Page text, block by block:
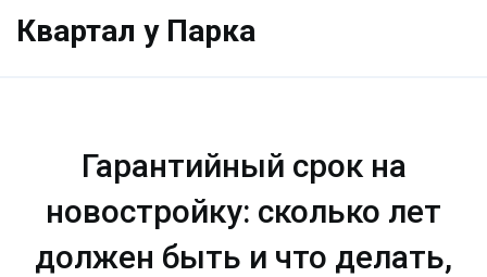
Квартал у Парка
Гарантийный срок на
новостройку: сколько лет
должен быть и что делать,